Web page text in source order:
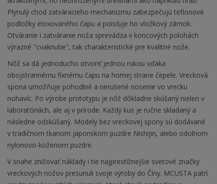
Plynulý chod zatváracieho mechanizmu zabezpečujú teflonové
podložky eloxovaného čapu a poisťuje ho vložkový zámok.
Otváranie i zatváranie noža sprevádza v koncových polohách
výrazné "cvaknutie", tak charakteristické pre kvalitné nože.
Nôž sa dá jednoducho otvoriť jednou rukou vďaka
obojstrannému fixnému čapu na hornej strane čepele. Vrecková
spona umožňuje pohodlné a nerušené nosenie vo vrecku
nohavíc. Po výrobe prototypu je nôž dôkladne skúšaný nielen v
laboratóriách, ale aj v prírode. Každý kus je ručne skladaný a
následne odskúšaný. Modely bez vreckovej spony sú dodávané
v tradičnom tkanom japonskom puzdre Nishijin, alebo odolnom
nylonovo-koženom puzdre.
V snahe znižovať náklady i tie najprestížnejšie svetové značky
vreckových nožov presunuli svoje výroby do Číny. MCUSTA patrí